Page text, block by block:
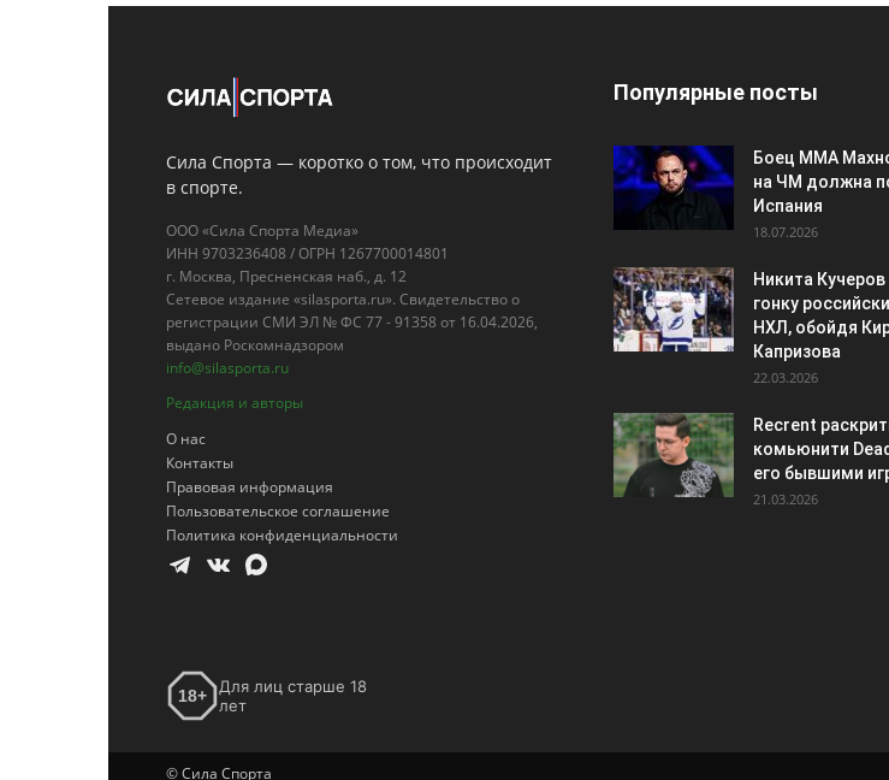
Сила Спорта — коротко о том, что происходит
в спорте.
ООО «Сила Спорта Медиа»
ИНН 9703236408 / ОГРН 1267700014801
г. Москва, Пресненская наб., д. 12
Сетевое издание «silasporta.ru». Свидетельство о
регистрации СМИ ЭЛ № ФС 77 - 91358 от 16.04.2026,
выдано Роскомнадзором
info@silasporta.ru
Редакция и авторы
О нас
Контакты
Правовая информация
Пользовательское соглашение
Политика конфиденциальности
18+
Для лиц старше 18
лет
Популярные посты
Боец ММА
на ЧМ должна
Испания
18.07.2026
Никита Кучеров
гонку
НХЛ, обойдя
Капризова
22.03.2026
Recrent
комьюнити
его бывшими
21.03.2026
© Сила Спорта